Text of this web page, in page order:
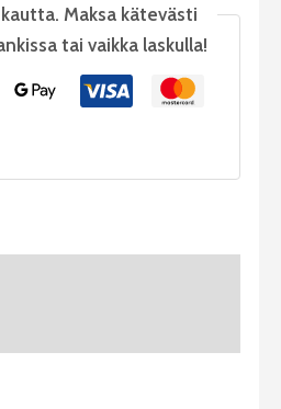
Maksa kätevästi
tai vaikka laskulla!